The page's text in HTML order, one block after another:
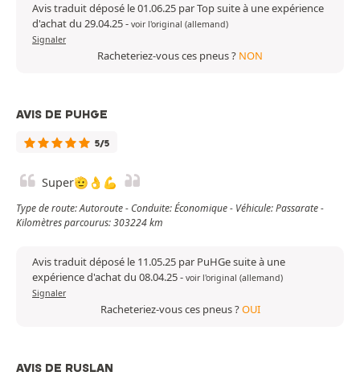
Avis traduit déposé le 01.06.25 par Top suite à une expérience
d'achat du 29.04.25- voir l'original (allemand)
Signaler
Racheteriez-vous ces pneus ? NON
AVIS DE PUHGE
5/5
Super🫡👌💪
Type de route: Autoroute - Conduite: Économique - Véhicule: Passarate -
Kilomètres parcourus: 303224 km
Avis traduit déposé le 11.05.25 par PuHGe suite à une
expérience d'achat du 08.04.25- voir l'original (allemand)
Signaler
Racheteriez-vous ces pneus ?OUI
AVIS DE RUSLAN